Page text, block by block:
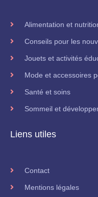
Alimentation et
Conseils pour les
Jouets et activités
Mode et accessoires
Santé et soins
Sommeil et
Liens utiles
Contact
Mentions légales